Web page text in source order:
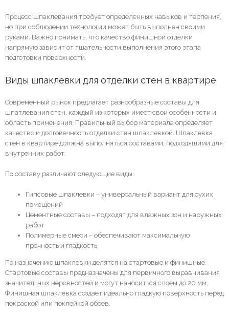
Процесс шпаклевания требует определенных навыков и терпения,
но при соблюдении технологии может быть выполнен своими
руками. Важно понимать, что качество финишной отделки
напрямую зависит от тщательности выполнения этого этапа
подготовки поверхности.
Виды шпаклевки для отделки стен в квартире
Современный рынок предлагает разнообразные составы для
шпатлевания стен, каждый из которых имеет свои особенности и
область применения. Правильный выбор материала определяет
качество и долговечность отделки стен шпаклевкой. Шпаклевка
стен в квартире должна выполняться составами, подходящими для
внутренних работ.
По составу различают следующие виды:
Гипсовые шпаклевки – универсальный вариант для сухих
помещений
Цементные составы – подходят для влажных зон и наружных
работ
Полимерные смеси – обеспечивают максимальную
прочность и гладкость
По назначению шпаклевки делятся на стартовые и финишные.
Стартовые составы предназначены для первичного выравнивания
значительных неровностей и могут наноситься слоем до 20 мм.
Финишная шпаклевка создает идеально гладкую поверхность перед
покраской или поклейкой обоев.